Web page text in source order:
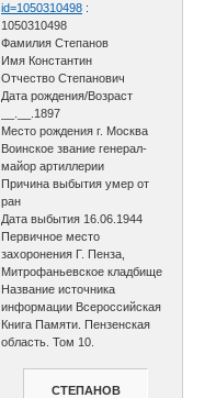
id=1050310498 :
1050310498
Фамилия Степанов
Имя Константин
Отчество Степанович
Дата рождения/Возраст
__.__.1897
Место рождения г. Москва
Воинское звание генерал-
майор артиллерии
Причина выбытия умер от
ран
Дата выбытия 16.06.1944
Первичное место
захоронения Г. Пенза,
Митрофаньевское кладбище
Название источника
информации Всероссийская
Книга Памяти. Пензенская
область. Том 10.
СТЕПАНОВ